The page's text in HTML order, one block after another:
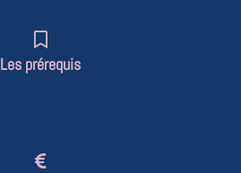
Les prérequis